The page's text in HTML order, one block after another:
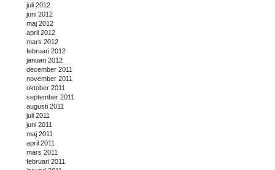
juli 2012
juni 2012
maj 2012
april 2012
mars 2012
februari 2012
januari 2012
december 2011
november 2011
oktober 2011
september 2011
augusti 2011
juli 2011
juni 2011
maj 2011
april 2011
mars 2011
februari 2011